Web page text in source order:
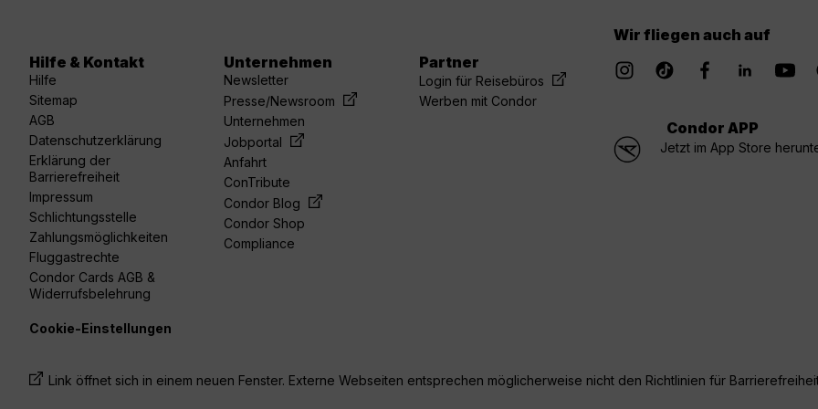
Hilfe & Kontakt
Hilfe
Sitemap
AGB
Datenschutzerklärung
Erklärung der
Barrierefreiheit
Impressum
Schlichtungsstelle
Zahlungsmöglichkeiten
Fluggastrechte
Condor Cards AGB &
Widerrufsbelehrung
Unternehmen
Newsletter
Presse/Newsroom
Unternehmen
Jobportal
Anfahrt
ConTribute
Condor Blog
Condor Shop
Compliance
Partner
Login für Reisebüros
Werben mit Condor
Wir fliegen auch auf
Condor APP
Jetzt im App Store
Cookie-Einstellungen
Link öffnet sich in einem neuen Fenster. Externe Webseiten entsprechen möglicherweise nicht den Richtlinien für